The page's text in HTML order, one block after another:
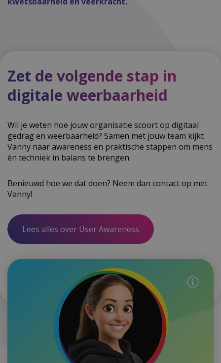
Zet de volgende stap in
digitale weerbaarheid
Wil je weten hoe jouw organisatie scoort op digitaal
gedrag en weerbaarheid? Samen met jouw team kijkt
Vanny naar awareness en praktische stappen om mens
én techniek in balans te brengen.
Benieuwd hoe we dat doen? Neem dan contact op met
Vanny!
Lees alles over User Awareness